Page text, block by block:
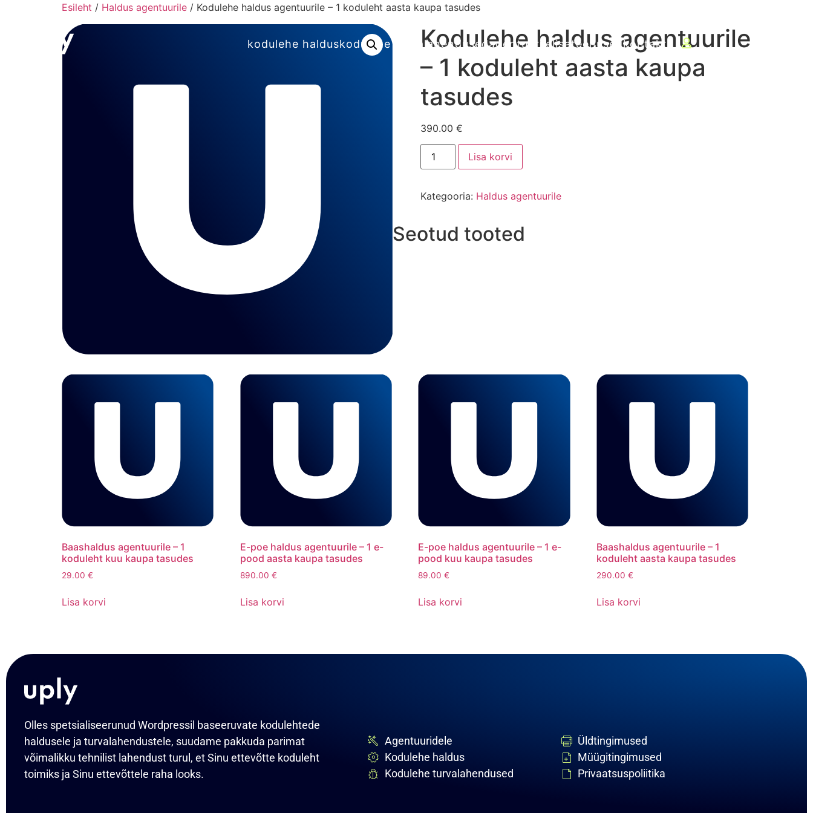
kodulehe halduskodulehe turvalahendusedagentuurilelisateenusedkontakt
Esileht / Haldus agentuurile / Kodulehe haldus agentuurile – 1 koduleht aasta kaupa tasudes
Kodulehe haldus agentuurile
– 1 koduleht aasta kaupa
tasudes
390.00 €
Lisa korvi
Kategooria: Haldus agentuurile
Seotud tooted
Baashaldus agentuurile – 1
koduleht kuu kaupa tasudes
29.00 €
Lisa korvi
E-poe haldus agentuurile – 1 e-
pood aasta kaupa tasudes
890.00 €
Lisa korvi
E-poe haldus agentuurile – 1 e-
pood kuu kaupa tasudes
89.00€
Lisa korvi
Baashaldus agentuurile – 1
koduleht aasta kaupa tasudes
290.00€
Lisa korvi
Olles spetsialiseerunud Wordpressil baseeruvate kodulehtede
haldusele ja turvalahendustele, suudame pakkuda parimat
võimalikku tehnilist lahendust turul, et Sinu ettevõtte koduleht
toimiks ja Sinu ettevõttele raha looks.
Agentuuridele
Kodulehe haldus
Kodulehe turvalahendused
Üldtingimused
Müügitingimused
Privaatsuspoliitika